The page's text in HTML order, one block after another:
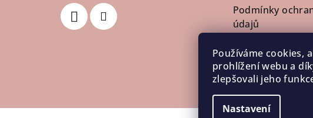
Používáme cookies,
prohlížení webu a
zlepšovali jeho
Nastavení
Podmínky
údajů
Doprava a platba
Vrácení zboží a